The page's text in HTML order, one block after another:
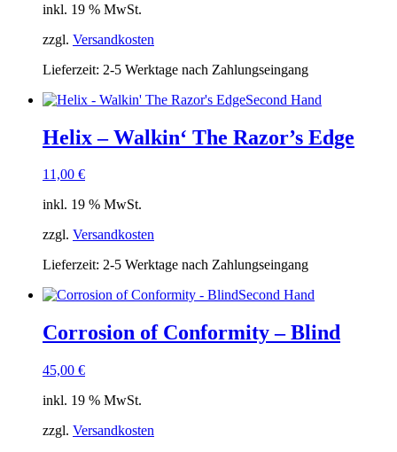
inkl. 19 % MwSt.
zzgl. Versandkosten
Lieferzeit: 2-5 Werktage nach Zahlungseingang
Second Hand
Helix – Walkin‘ The Razor’s Edge
11,00 €
inkl. 19 % MwSt.
zzgl. Versandkosten
Lieferzeit: 2-5 Werktage nach Zahlungseingang
Second Hand
Corrosion of Conformity – Blind
45,00 €
inkl. 19 % MwSt.
zzgl. Versandkosten